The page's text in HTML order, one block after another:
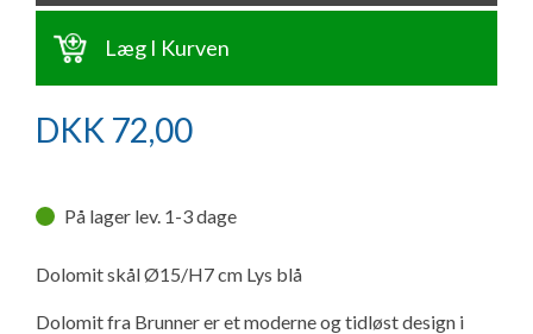
Adria Astella
Next
Hobby Prestige
Hobby Maxia
Ny campingvogn - godt at vide
Lille campingvogn
Finansiering af campingvogn
Forsikring af campingvogn
Vil du sælge din campingvogn?
Brugte telte og udstyr
Isabella fortelte
Isabella Fortelte
Camping erhverv
Adria Coral
Adria Compact
Internet i campingvognen
Aircondition og klimaanlæg
Gas-komfort i din campingvogn
E-trailer kontrol- og sikkerhedsapp
Byvand - rindende vand i campingvognen
GRØN Virksomhed
Tuxer måleskemaer
Konkurrenceregler
Læg I Kurven
DKK 72,00
På lager lev. 1-3 dage
Dolomit skål Ø15/H7 cm Lys blå
Dolomit fra Brunner er et moderne og tidløst design i